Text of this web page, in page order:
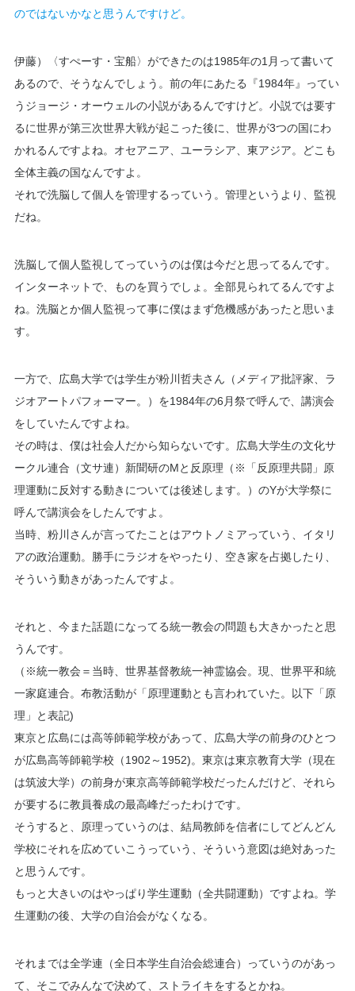
のではないかなと思うんですけど。
伊藤）〈すぺーす・宝船〉ができたのは1985年の1月って書いて
あるので、そうなんでしょう。前の年にあたる『1984年』ってい
うジョージ・オーウェルの小説があるんですけど。小説では要す
るに世界が第三次世界大戦が起こった後に、世界が3つの国にわ
かれるんですよね。オセアニア、ユーラシア、東アジア。どこも
全体主義の国なんですよ。
それで洗脳して個人を管理するっていう。管理というより、監視
だね。
洗脳して個人監視してっていうのは僕は今だと思ってるんです。
インターネットで、ものを買うでしょ。全部見られてるんですよ
ね。洗脳とか個人監視って事に僕はまず危機感があったと思いま
す。
一方で、広島大学では学生が粉川哲夫さん（メディア批評家、ラ
ジオアートパフォーマー。）を1984年の6月祭で呼んで、講演会
をしていたんですよね。
その時は、僕は社会人だから知らないです。広島大学生の文化サ
ークル連合（文サ連）新聞研のMと反原理（※「反原理共闘」原
理運動に反対する動きについては後述します。）のYが大学祭に
呼んで講演会をしたんですよ。
当時、粉川さんが言ってたことはアウトノミアっていう、イタリ
アの政治運動。勝手にラジオをやったり、空き家を占拠したり、
そういう動きがあったんですよ。
それと、今また話題になってる統一教会の問題も大きかったと思
うんです。
（※統一教会＝当時、世界基督教統一神霊協会。現、世界平和統
一家庭連合。布教活動が「原理運動とも言われていた。以下「原
理」と表記)
東京と広島には高等師範学校があって、広島大学の前身のひとつ
が広島高等師範学校（1902～1952)。東京は東京教育大学（現在
は筑波大学）の前身が東京高等師範学校だったんだけど、それら
が要するに教員養成の最高峰だったわけです。
そうすると、原理っていうのは、結局教師を信者にしてどんどん
学校にそれを広めていこうっていう、そういう意図は絶対あった
と思うんです。
もっと大きいのはやっぱり学生運動（全共闘運動）ですよね。学
生運動の後、大学の自治会がなくなる。
それまでは全学連（全日本学生自治会総連合​​）っていうのがあっ
て、そこでみんなで決めて、ストライキをするとかね。